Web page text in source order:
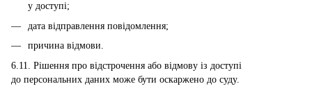
у доступі;
дата відправлення повідомлення;
причина відмови.
6.11. Рішення про відстрочення або відмову із доступі
до персональних даних може бути оскаржено до суду.